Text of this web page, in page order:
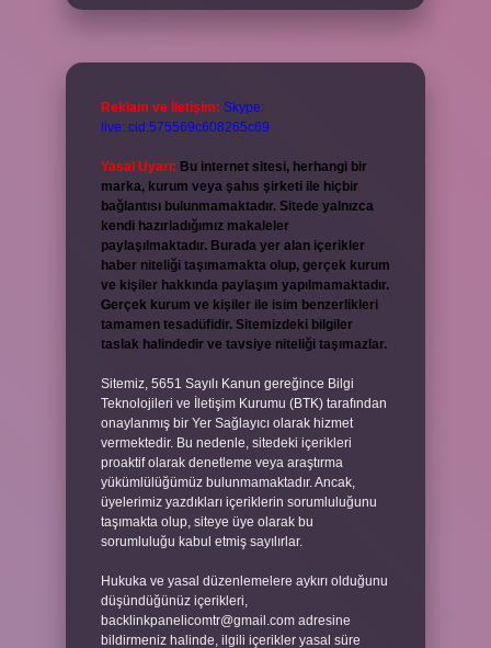
Reklam ve İletişim: Skype:
live:.cid.575569c608265c69
Yasal Uyarı: Bu internet sitesi, herhangi bir
marka, kurum veya şahıs şirketi ile hiçbir
bağlantısı bulunmamaktadır. Sitede yalnızca
kendi hazırladığımız makaleler
paylaşılmaktadır. Burada yer alan içerikler
haber niteliği taşımamakta olup, gerçek kurum
ve kişiler hakkında paylaşım yapılmamaktadır.
Gerçek kurum ve kişiler ile isim benzerlikleri
tamamen tesadüfidir. Sitemizdeki bilgiler
taslak halindedir ve tavsiye niteliği taşımazlar.
Sitemiz, 5651 Sayılı Kanun gereğince Bilgi
Teknolojileri ve İletişim Kurumu (BTK) tarafından
onaylanmış bir Yer Sağlayıcı olarak hizmet
vermektedir. Bu nedenle, sitedeki içerikleri
proaktif olarak denetleme veya araştırma
yükümlülüğümüz bulunmamaktadır. Ancak,
üyelerimiz yazdıkları içeriklerin sorumluluğunu
taşımakta olup, siteye üye olarak bu
sorumluluğu kabul etmiş sayılırlar.
Hukuka ve yasal düzenlemelere aykırı olduğunu
düşündüğünüz içerikleri,
backlinkpanelicomtr@gmail.com adresine
bildirmeniz halinde, ilgili içerikler yasal süre